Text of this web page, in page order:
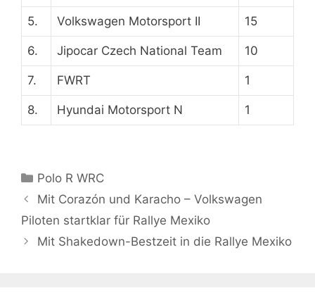
5. Volkswagen Motorsport II 15
6. Jipocar Czech National Team 10
7. FWRT 1
8. Hyundai Motorsport N 1
Kategorien
Polo R WRC
Mit Corazón und Karacho – Volkswagen
Piloten startklar für Rallye Mexiko
Mit Shakedown-Bestzeit in die Rallye Mexiko